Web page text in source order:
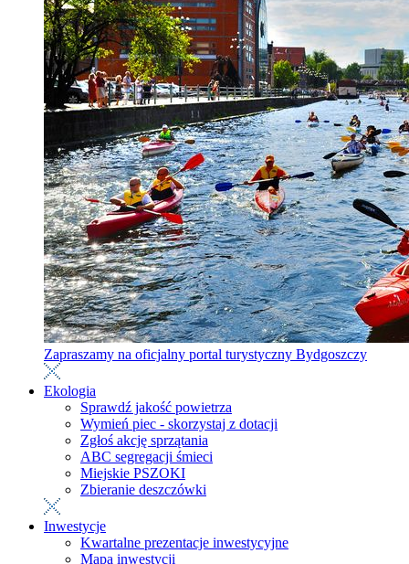
Zapraszamy na oficjalny portal turystyczny Bydgoszczy
Ekologia
Sprawdź jakość powietrza
Wymień piec - skorzystaj z dotacji
Zgłoś akcję sprzątania
ABC segregacji śmieci
Miejskie PSZOKI
Zbieranie deszczówki
Inwestycje
Kwartalne prezentacje inwestycyjne
Mapa inwestycji